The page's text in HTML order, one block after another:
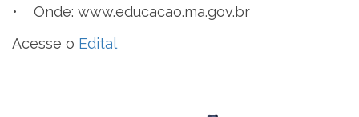
• Onde: www.educacao.ma.gov.br
Acesse o Edital